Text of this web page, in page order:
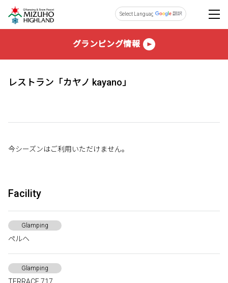
グランピング情報
レストラン「カヤノ kayano」
今シーズンはご利用いただけません。
Facility
Glamping
ペルヘ
Glamping